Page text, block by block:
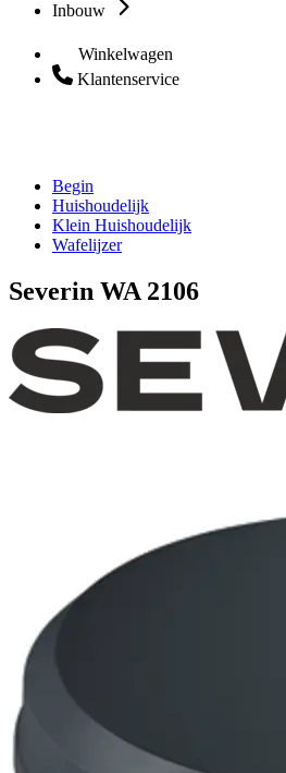
Inbouw
Winkelwagen
Klantenservice
Begin
Huishoudelijk
Klein Huishoudelijk
Wafelijzer
Severin WA 2106